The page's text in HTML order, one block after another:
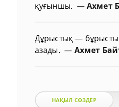
қуғыншы. —Ахмет
Дұрыстық —
азады.— Ахмет
НАҚЫЛ СӨЗДЕР